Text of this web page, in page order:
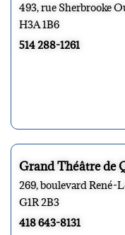
493, rue Sherbrooke
H3A 1B6
514 288-1261
Grand Théâtre de
269, boulevard René-
G1R 2B3
418 643-8131